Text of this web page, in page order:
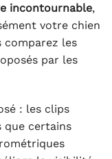
incontournable,
votre chien
les
par les
: les clips
que certains